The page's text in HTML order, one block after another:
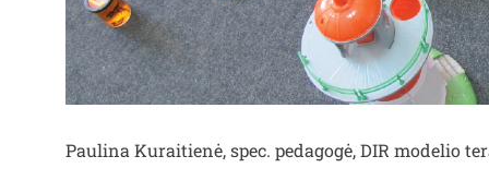
Paulina Kuraitienė, spec. pedagogė, DIR modelio